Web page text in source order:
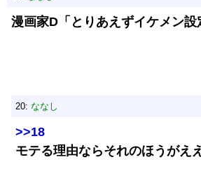
漫画家D「とりあえずイケメン設
20: ななし
>>18
モテる理由ならそれのほうがえ